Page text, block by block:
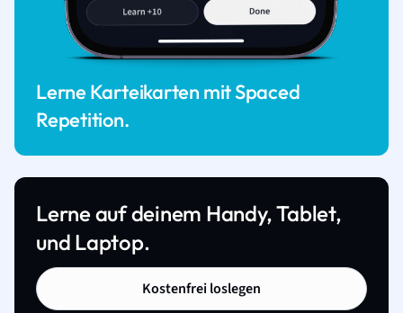
Lerne Karteikarten mit Spaced
Repetition.
Lerne auf deinem Handy, Tablet,
und Laptop.
Kostenfrei loslegen